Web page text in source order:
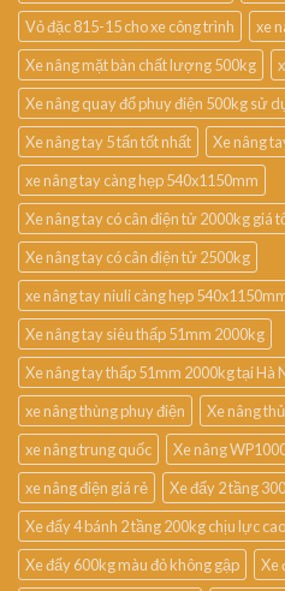
Vỏ đặc 815-15 cho xe công trình
xe
Xe nâng mặt bàn chất lượng 500kg
Xe nâng quay đổ phuy điện 500kg sử
Xe nâng tay 5 tấn tốt nhất
Xe nâng
xe nâng tay càng hẹp 540x1150mm
Xe nâng tay có cân điện tử 2000kg giá
Xe nâng tay có cân điện tử 2500kg
xe nâng tay niuli càng hẹp
Xe nâng tay siêu thấp 51mm 2000kg
Xe nâng tay thấp 51mm 2000kg tại Hà
xe nâng thùng phuy điện
Xe nâng
xe nâng trung quốc
Xe nâng
xe nâng điện giá rẻ
Xe đẩy 2 tầng
Xe đẩy 4 bánh 2 tầng 200kg chịu lực cao
Xe đẩy 600kg màu đỏ không gập
Xe